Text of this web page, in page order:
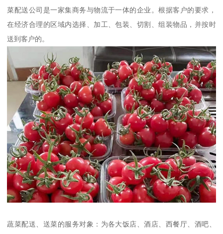
菜配送公司是一家集商务与物流于一体的企业。根据客户的要求，
在经济合理的区域内选择、加工、包装、切割、组装物品，并按时
送到客户的。
蔬菜配送、送菜的服务对象：为各大饭店、酒店、西餐厅、酒吧、